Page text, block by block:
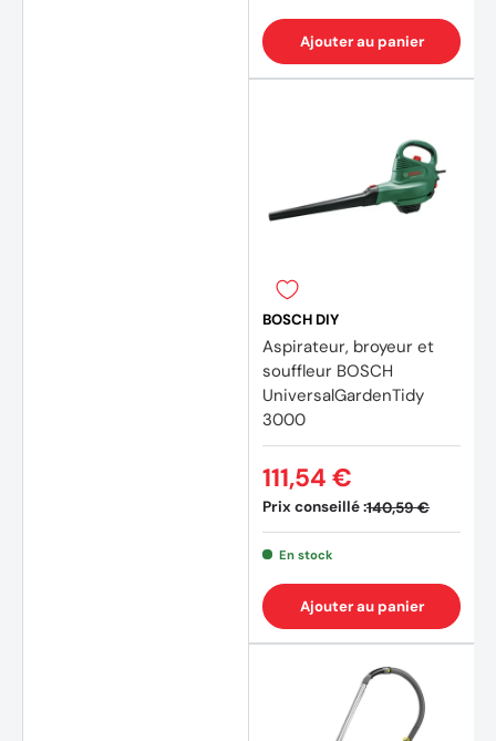
Ajouter au panier
BOSCH DIY
Aspirateur, broyeur et
souffleur BOSCH
UniversalGardenTidy
3000
Prix conseillé :140,59 €
111,54 €
En stock
Ajouter au panier